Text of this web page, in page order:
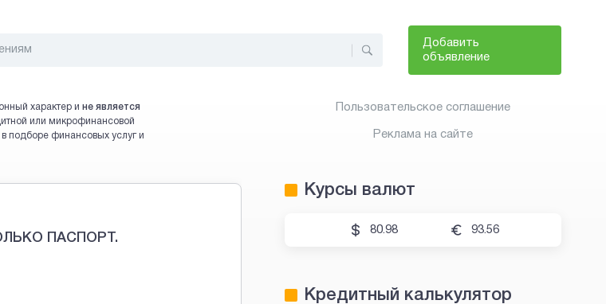
Добавить
объявление
характер и не является
или микрофинансовой
подборе финансовых услуг и
ПАСПОРТ.
Пользовательское соглашение
Реклама на сайте
Курсы валют
80.98 93.56
Кредитный калькулятор